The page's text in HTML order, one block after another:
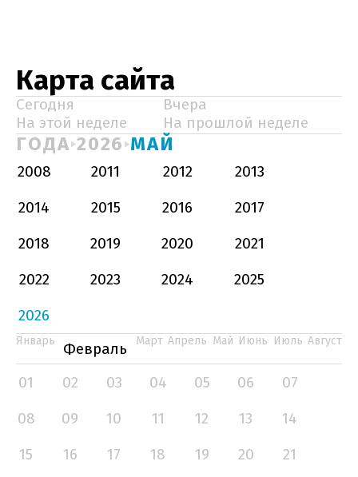
Карта сайта
Сегодня
Вчера
На этой неделе
На прошлой неделе
ГОДА 2026 МАЙ
2008 2011 2012
2013
2014
2015 2016
2017
2018
2019 2020
2021
2022
2023 2024
2025
2026
Январь Февраль Март Апрель Май Июнь Июль Август
01 02 03 04 05 06
07
08
09 10 11 12 13
14
15
16 17 18 19 20
21